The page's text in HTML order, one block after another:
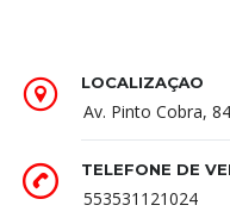
LOCALIZAÇÃO
Av. Pinto Cobra,
TELEFONE DE
553531121024